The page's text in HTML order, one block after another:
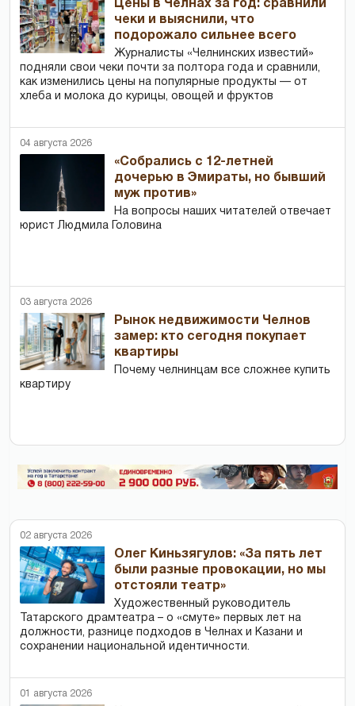
Цены в Челнах за год: сравнили
чеки и выяснили, что
подорожало сильнее всего
Журналисты «Челнинских известий»
подняли свои чеки почти за полтора года и сравнили,
как изменились цены на популярные продукты — от
хлеба и молока до курицы, овощей и фруктов
04 августа 2026
«Собрались с 12-летней
дочерью в Эмираты, но бывший
муж против»
На вопросы наших читателей отвечает
юрист Людмила Головина
03 августа 2026
Рынок недвижимости Челнов
замер: кто сегодня покупает
квартиры
Почему челнинцам все сложнее купить
квартиру
02 августа 2026
Олег Киньзягулов: «За пять лет
были разные провокации, но мы
отстояли театр»
Художественный руководитель
Татарского драмтеатра – о «смуте» первых лет на
должности, разнице подходов в Челнах и Казани и
сохранении национальной идентичности.
01 августа 2026